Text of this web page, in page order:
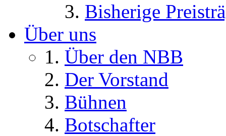
Bisherige
Über uns
Über den NBB
Der Vorstand
Bühnen
Botschafter